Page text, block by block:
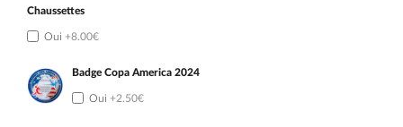
Chaussettes
Oui +8.00€
Badge Copa America 2024
Oui +2.50€